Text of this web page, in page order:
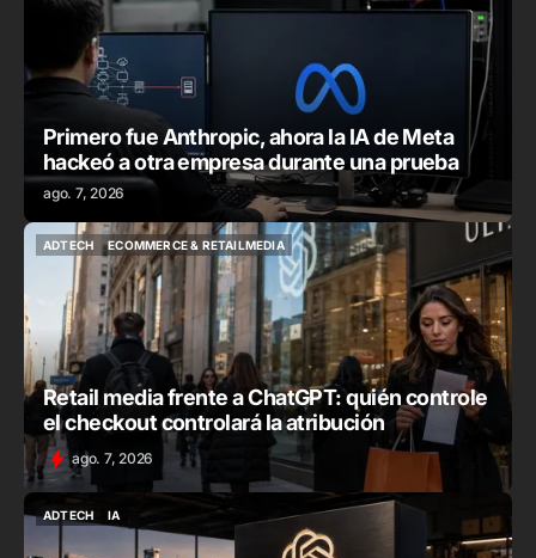
Primero fue Anthropic, ahora la IA de Meta
hackeó a otra empresa durante una prueba
ago. 7, 2026
ADTECH
ADTECH
ECOMMERCE & RETAILMEDIA
ECOMMERCE & RETAILMEDIA
Retail media frente a ChatGPT: quién controle
el checkout controlará la atribución
ago. 7, 2026
ADTECH
IA